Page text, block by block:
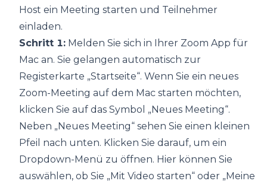
Host ein Meeting starten und Teilnehmer
einladen.
Schritt 1: Melden Sie sich in Ihrer Zoom App für
Mac an. Sie gelangen automatisch zur
Registerkarte „Startseite“. Wenn Sie ein neues
Zoom-Meeting auf dem Mac starten möchten,
klicken Sie auf das Symbol „Neues Meeting“.
Neben „Neues Meeting“ sehen Sie einen kleinen
Pfeil nach unten. Klicken Sie darauf, um ein
Dropdown-Menü zu öffnen. Hier können Sie
auswählen, ob Sie „Mit Video starten“ oder „Meine